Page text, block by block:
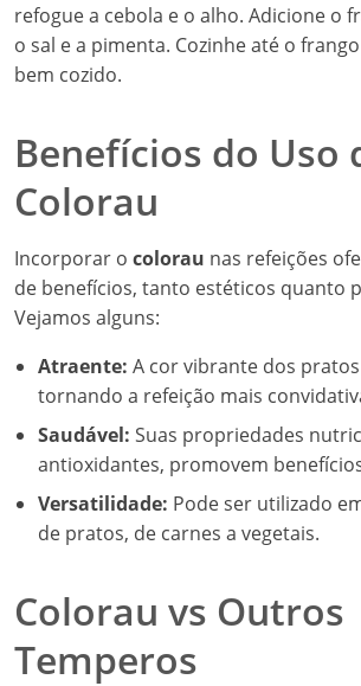
refogue a cebola e o alho. Adicione o
o sal e a pimenta. Cozinhe até o
bem cozido.
Benefícios do Uso
Colorau
Incorporar o colorau nas refeições
de benefícios, tanto estéticos quanto
Vejamos alguns:
Atraente: A cor vibrante dos
tornando a refeição mais
Saudável: Suas propriedades
antioxidantes, promovem
Versatilidade: Pode ser utilizado
de pratos, de carnes a vegetais.
Colorau vs Outros
Temperos